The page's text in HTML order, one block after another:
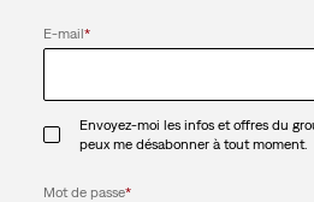
E-mail*
Envoyez-moi les infos et offres du
peux me désabonner à tout moment.
Mot de passe*